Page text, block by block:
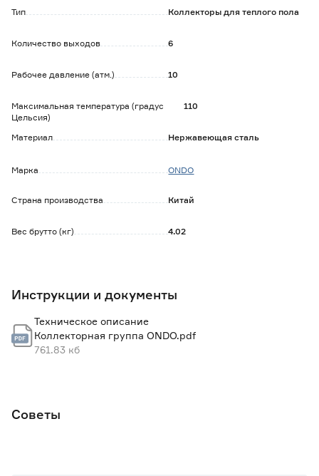
Насосно-смесительный узел приобретается отдельно.
встроены в корпус.
Диаметр подключения к системе водоснабжения: 1'.
Срок службы 25 лет.
Тип Коллекторы для теплого пола
Количество выходов 6
Рабочее давление (атм.) 10
Максимальная температура (градус
Цельсия)
110
Материал Нержавеющая сталь
Марка ONDO
Страна производства Китай
Вес брутто (кг) 4.02
Инструкции и документы
Техническое описание
Коллекторная группа ONDO.pdf
761.83 кб
Советы